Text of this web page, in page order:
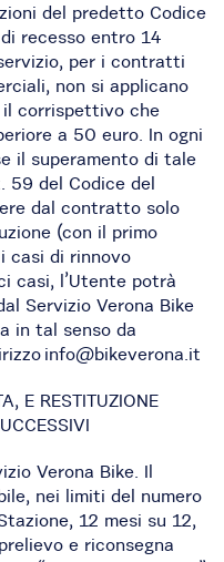
del predetto Codice
recesso entro 14
per i contratti
non si applicano
il corrispettivo che
a 50 euro. In ogni
il superamento di tale
59 del Codice del
dal contratto solo
(con il primo
casi di rinnovo
casi, l’Utente potrà
Servizio Verona Bike
in tal senso da
info@bikeverona.it
E RESTITUZIONE
Verona Bike. Il
nei limiti del numero
12 mesi su 12,
e riconsegna